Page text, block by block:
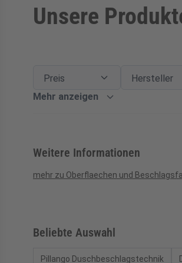
Unsere
Preis Hersteller
Mehr anzeigen
Weitere Informationen
mehr zu Oberflaechen und
Beliebte Auswahl
Pillango Duschbeschlagstechnik